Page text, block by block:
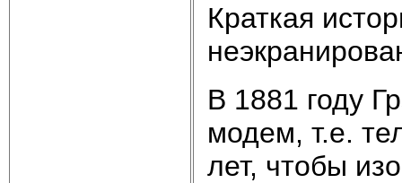
Краткая
В 1881 году
модем, т.е.
лет, чтобы